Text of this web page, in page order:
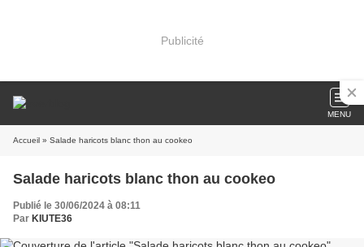
Publicité
MENU
Accueil » Salade haricots blanc thon au cookeo
Salade haricots blanc thon au cookeo
Publié le 30/06/2024 à 08:11
Par KIUTE36